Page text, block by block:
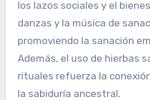
los lazos sociales y el
danzas y la música de
promoviendo la sanación
Además, el uso de hierbas
rituales refuerza la
la sabiduría ancestral.